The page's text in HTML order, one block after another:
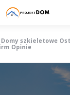
Domy szkieletowe
Opinie